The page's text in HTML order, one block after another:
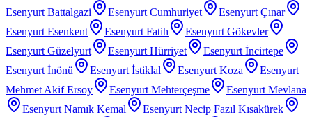
Esenyurt Battalgazi
Esenyurt Cumhuriyet
Esenyurt Çınar
Esenyurt Esenkent
Esenyurt Fatih
Esenyurt Gökevler
Esenyurt Güzelyurt
Esenyurt Hürriyet
Esenyurt İncirtepe
Esenyurt İnönü
Esenyurt İstiklal Esenyurt Koza
Esenyurt
Mehmet Akif Ersoy
Esenyurt Mehterçeşme
Esenyurt Mevlana
Esenyurt Namık Kemal
Esenyurt Necip Fazıl Kısakürek